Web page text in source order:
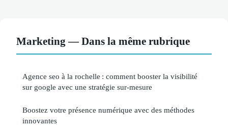
Marketing — Dans la même rubrique
Agence seo à la rochelle : comment booster la visibilité
sur google avec une stratégie sur-mesure
Boostez votre présence numérique avec des méthodes
innovantes